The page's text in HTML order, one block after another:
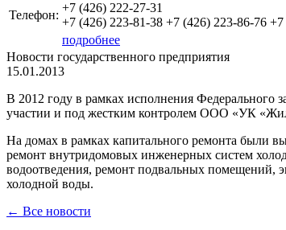
Телефон:
+7 (426) 222-27-31
+7 (426) 223-81-38 +7 (426) 223-86-76
подробнее
Новости государственного предприятия
15.01.2013
В 2012 году в рамках исполнения Федерального
участии и под жестким контролем ООО «УК
На домах в рамках капитального ремонта были
ремонт внутридомовых инженерных систем
водоотведения, ремонт подвальных помещений,
холодной воды.
← Все новости